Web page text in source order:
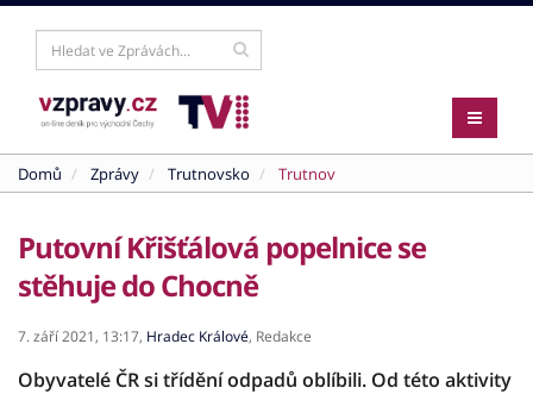
Domů Zprávy Trutnovsko Trutnov
Putovní Křišťálová popelnice se
stěhuje do Chocně
7. září 2021, 13:17, Hradec Králové, Redakce
Obyvatelé ČR si třídění odpadů oblíbili. Od této aktivity